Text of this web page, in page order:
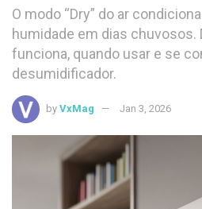
O modo “Dry” do ar
humidade em dias chuvosos.
funciona, quando usar e se
desumidificador.
by VxMag Jan 3, 2026